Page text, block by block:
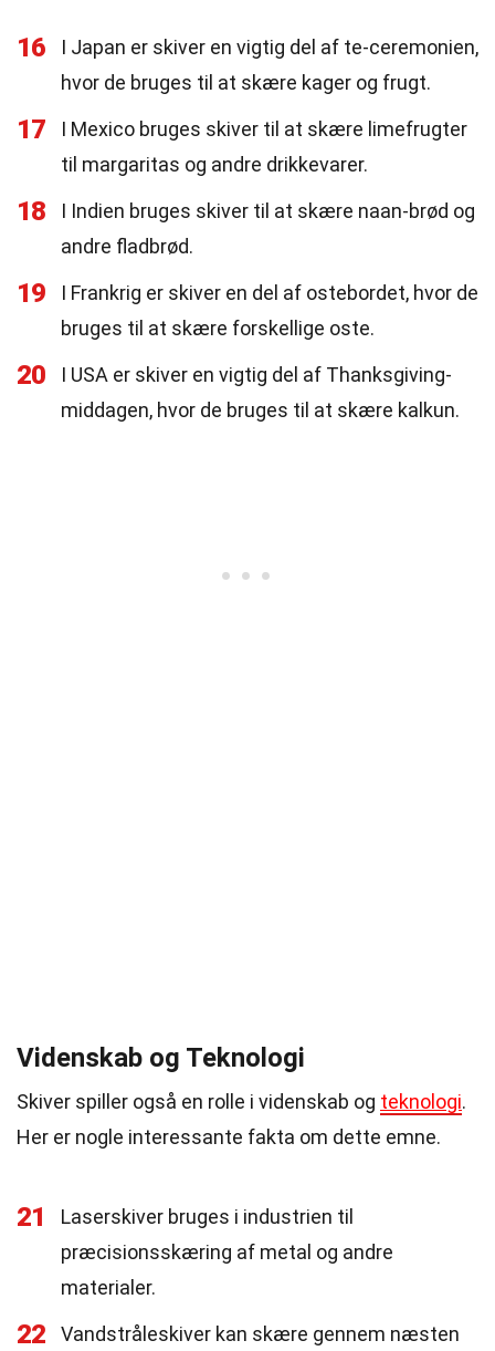
16
I Japan er skiver en vigtig del af te-ceremonien,
hvor de bruges til at skære kager og frugt.
17
I Mexico bruges skiver til at skære limefrugter
til margaritas og andre drikkevarer.
18
I Indien bruges skiver til at skære naan-brød og
andre fladbrød.
19
I Frankrig er skiver en del af ostebordet, hvor de
bruges til at skære forskellige oste.
20
I USA er skiver en vigtig del af Thanksgiving-
middagen, hvor de bruges til at skære kalkun.
Videnskab og Teknologi
Skiver spiller også en rolle i videnskab og teknologi.
Her er nogle interessante fakta om dette emne.
21
Laserskiver bruges i industrien til
præcisionsskæring af metal og andre
materialer.
22
Vandstråleskiver kan skære gennem næsten